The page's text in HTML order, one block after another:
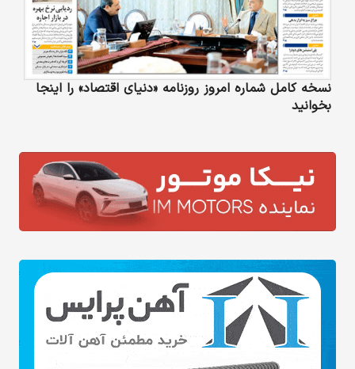
نسخه کامل شماره امروز روزنامه «دنیای‌ اقتصاد» را اینجا
بخوانید